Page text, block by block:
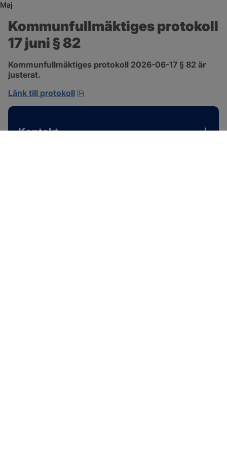
Maj
Kommunfullmäktiges protokoll
17 juni § 82
Kommunfullmäktiges protokoll 2026-06-17 § 82 är
justerat.
Länk till protokoll
Kontakt